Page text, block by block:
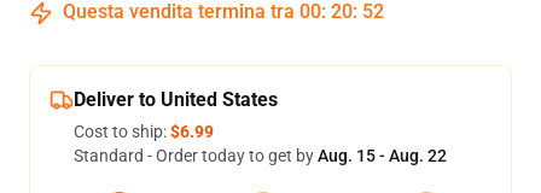
Questa vendita termina tra 00: 20: 51
Deliver to United States
Cost to ship:$6.99
Standard - Order today to get byAug. 15 - Aug. 22